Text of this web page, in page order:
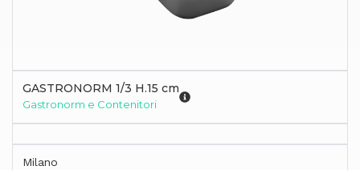
GASTRONORM 1/3 H.15 cm
Gastronorm e Contenitori
Milano